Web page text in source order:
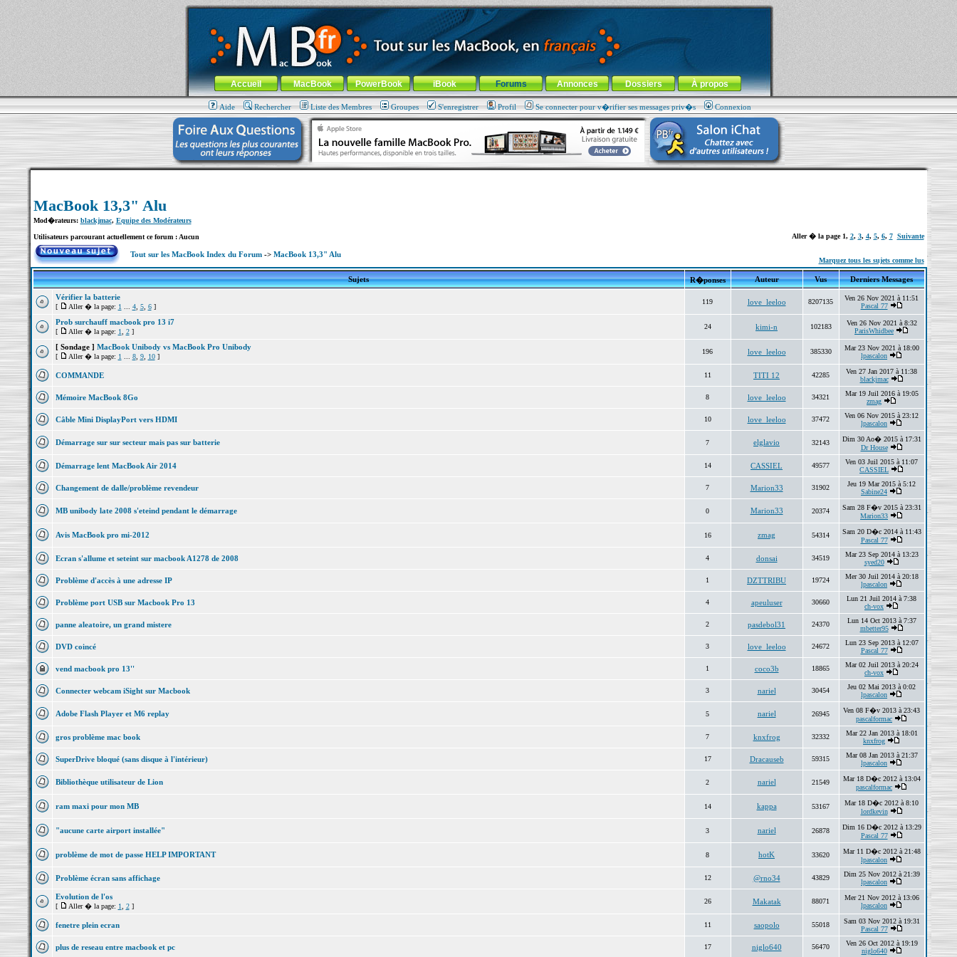
MacBook-fr.com : 100% Apple... 100% nomade !
Aller au contenu-Aller au menu général-Aller au menu de la rubrique
Menu général
Accueil MacBook PowerBook iBook Forums Annonces Dossiers À propos
Aide Rechercher Liste des Membres Groupes S'enregistrer Profil Se connecter pour v�rifier ses messages priv�s Connexion
MacBook 13,3" Alu
Mod�rateurs: blackjmac, Equipe des Modérateurs
Utilisateurs parcourant actuellement ce forum : Aucun Aller � la page 1, 2, 3, 4, 5, 6, 7 Suivante
Tout sur les MacBook Index du Forum-> MacBook 13,3" Alu
Marquez tous les sujets comme lus
Sujets R�ponses Auteur Vus Derniers Messages
Vérifier la batterie
[ Aller � la page: 1 4, 5, 6]
119 love_leeloo 8207135
Ven 26 Nov 2021 à 11:51
Pascal 77
Prob surchauff macbook pro 13 i7
[ Aller � la page: 1 2]
24 kimi-n 102183
Ven 26 Nov 2021 à 8:32
ParisWhidbee
[ Sondage ] MacBook Unibody vs MacBook Pro Unibody
[ Aller � la page: 1 8, 9, 10]
196 love_leeloo 385330
Mar 23 Nov 2021 à 18:00
lpascalon
COMMANDE 11 TITI 12 42285
Ven 27 Jan 2017 à 11:38
blackjmac
Mémoire MacBook 8Go 8 love_leeloo 34321
Mar 19 Juil 2016 à 19:05
zmag
Câble Mini DisplayPort vers HDMI 10 love_leeloo 37472
Ven 06 Nov 2015 à 23:12
lpascalon
Démarrage sur sur secteur mais pas sur batterie 7 elglavio 32143
Dim 30 Ao� 2015 à 17:31
Dr House
Démarrage lent MacBook Air 2014 14 CASSIEL 49577
Ven 03 Juil 2015 à 11:07
CASSIEL
Changement de dalle/problème revendeur 7 Marion33 31902
Jeu 19 Mar 2015 à 5:12
Sabine24
MB unibody late 2008 s'eteind pendant le démarrage 0 Marion33 20374
Sam 28 F�v 2015 à 23:31
Marion33
Avis MacBook pro mi-2012 16 zmag 54314
Sam 20 D�c 2014 à 11:43
Pascal 77
Ecran s'allume et seteint sur macbook A1278 de 2008 4 donsai 34519
Mar 23 Sep 2014 à 13:23
syed20
Problème d'accès à une adresse IP 1 DZTTRIBU 19724
Mer 30 Juil 2014 à 20:18
lpascalon
Problème port USB sur Macbook Pro 13 4 apeuluser 30660
Lun 21 Juil 2014 à 7:38
ch-vox
panne aleatoire, un grand mistere 2 pasdebol31 24370
Lun 14 Oct 2013 à 7:37
mbetter95
DVD coincé 3 love_leeloo 24672
Lun 23 Sep 2013 à 12:07
Pascal 77
vend macbook pro 13'' 1 coco3b 18865
Mar 02 Juil 2013 à 20:24
ch-vox
Connecter webcam iSight sur Macbook 3 nariel 30454
Jeu 02 Mai 2013 à 0:02
lpascalon
Adobe Flash Player et M6 replay 5 nariel 26945
Ven 08 F�v 2013 à 23:43
pascalformac
gros problème mac book 7 knxfrog 32332
Mar 22 Jan 2013 à 18:01
knxfrog
SuperDrive bloqué (sans disque à l'intérieur) 17 Dracauseb 59315
Mar 08 Jan 2013 à 21:37
lpascalon
Bibliothèque utilisateur de Lion 2 nariel 21549
Mar 18 D�c 2012 à 13:04
pascalformac
ram maxi pour mon MB 14 kappa 53167
Mar 18 D�c 2012 à 8:10
lordkevin
"aucune carte airport installée" 3 nariel 26878
Dim 16 D�c 2012 à 13:29
Pascal 77
problème de mot de passe HELP IMPORTANT 8 hotK 33620
Mar 11 D�c 2012 à 21:48
lpascalon
Problème écran sans affichage 12 @rno34 43829
Dim 25 Nov 2012 à 21:39
lpascalon
Evolution de l'os
[ Aller � la page: 1 2]
26 Makatak 88071
Mer 21 Nov 2012 à 13:06
lpascalon
fenetre plein ecran 11 saopolo 55018
Sam 03 Nov 2012 à 19:31
Pascal 77
plus de reseau entre macbook et pc 17 niglo640 56470
Ven 26 Oct 2012 à 19:19
niglo640